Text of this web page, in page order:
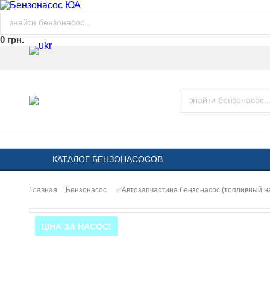
0 грн.
КАТАЛОГ БЕНЗОНАСОСОВ
Главная Бензонасос ✅Автозапчастина бензонасос (топливный
ЦІНА ЗА НАСОС!